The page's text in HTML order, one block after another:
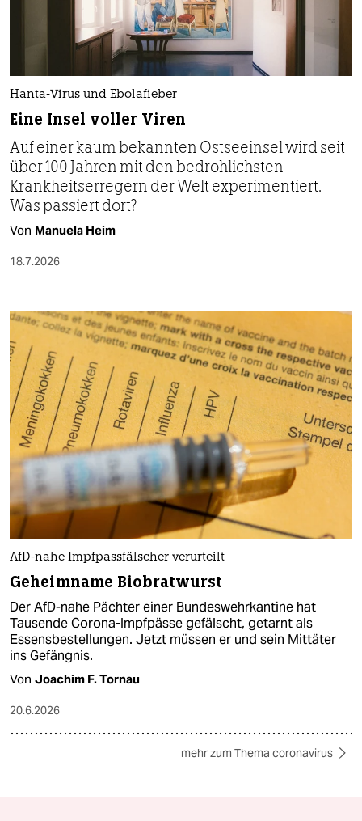
Hanta-Virus und Ebolafieber
Eine Insel voller Viren
Auf einer kaum bekannten Ostseeinsel wird seit
über 100 Jahren mit den bedrohlichsten
Krankheitserregern der Welt experimentiert.
Was passiert dort?
Von Manuela Heim
18.7.2026
AfD-nahe Impfpassfälscher verurteilt
Geheimname Biobratwurst
Der AfD-nahe Pächter einer Bundeswehrkantine hat
Tausende Corona-Impfpässe gefälscht, getarnt als
Essensbestellungen. Jetzt müssen er und sein Mittäter
ins Gefängnis.
Von Joachim F. Tornau
20.6.2026
mehr zum Thema coronavirus